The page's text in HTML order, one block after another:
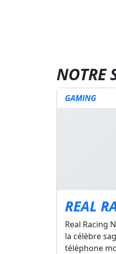
NOTRE
GAMING
REAL
Real Racing
la célèbre
téléphone